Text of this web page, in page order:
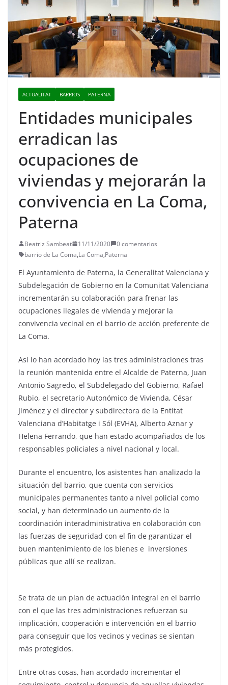
ACTUALITAT BARRIOS PATERNA
Entidades municipales
erradican las
ocupaciones de
viviendas y mejorarán la
convivencia en La Coma,
Paterna
Beatriz Sambeat 11/11/2020
0 comentarios
barrio de La Coma,La Coma,Paterna
El Ayuntamiento de Paterna, la Generalitat Valenciana y
Subdelegación de Gobierno en la Comunitat Valenciana
incrementarán su colaboración para frenar las
ocupaciones ilegales de vivienda y mejorar la
convivencia vecinal en el barrio de acción preferente de
La Coma.
Así lo han acordado hoy las tres administraciones tras
la reunión mantenida entre el Alcalde de Paterna, Juan
Antonio Sagredo, el Subdelegado del Gobierno, Rafael
Rubio, el secretario Autonómico de Vivienda, César
Jiménez y el director y subdirectora de la Entitat
Valenciana d’Habitatge i Sól (EVHA), Alberto Aznar y
Helena Ferrando, que han estado acompañados de los
responsables policiales a nivel nacional y local.
Durante el encuentro, los asistentes han analizado la
situación del barrio, que cuenta con servicios
municipales permanentes tanto a nivel policial como
social, y han determinado un aumento de la
coordinación interadministrativa en colaboración con
las fuerzas de seguridad con el fin de garantizar el
buen mantenimiento de los bienes e inversiones
públicas que allí se realizan.
Se trata de un plan de actuación integral en el barrio
con el que las tres administraciones refuerzan su
implicación, cooperación e intervención en el barrio
para conseguir que los vecinos y vecinas se sientan
más protegidos.
Entre otras cosas, han acordado incrementar el